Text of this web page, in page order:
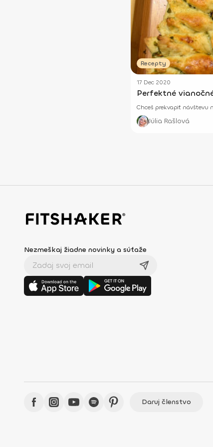
Recepty
17 Dec 2020
Perfektné
Chceš prekvapiť návštevu
Júlia Rašlová
Nezmeškaj žiadne novinky a súťaže
Daruj členstvo